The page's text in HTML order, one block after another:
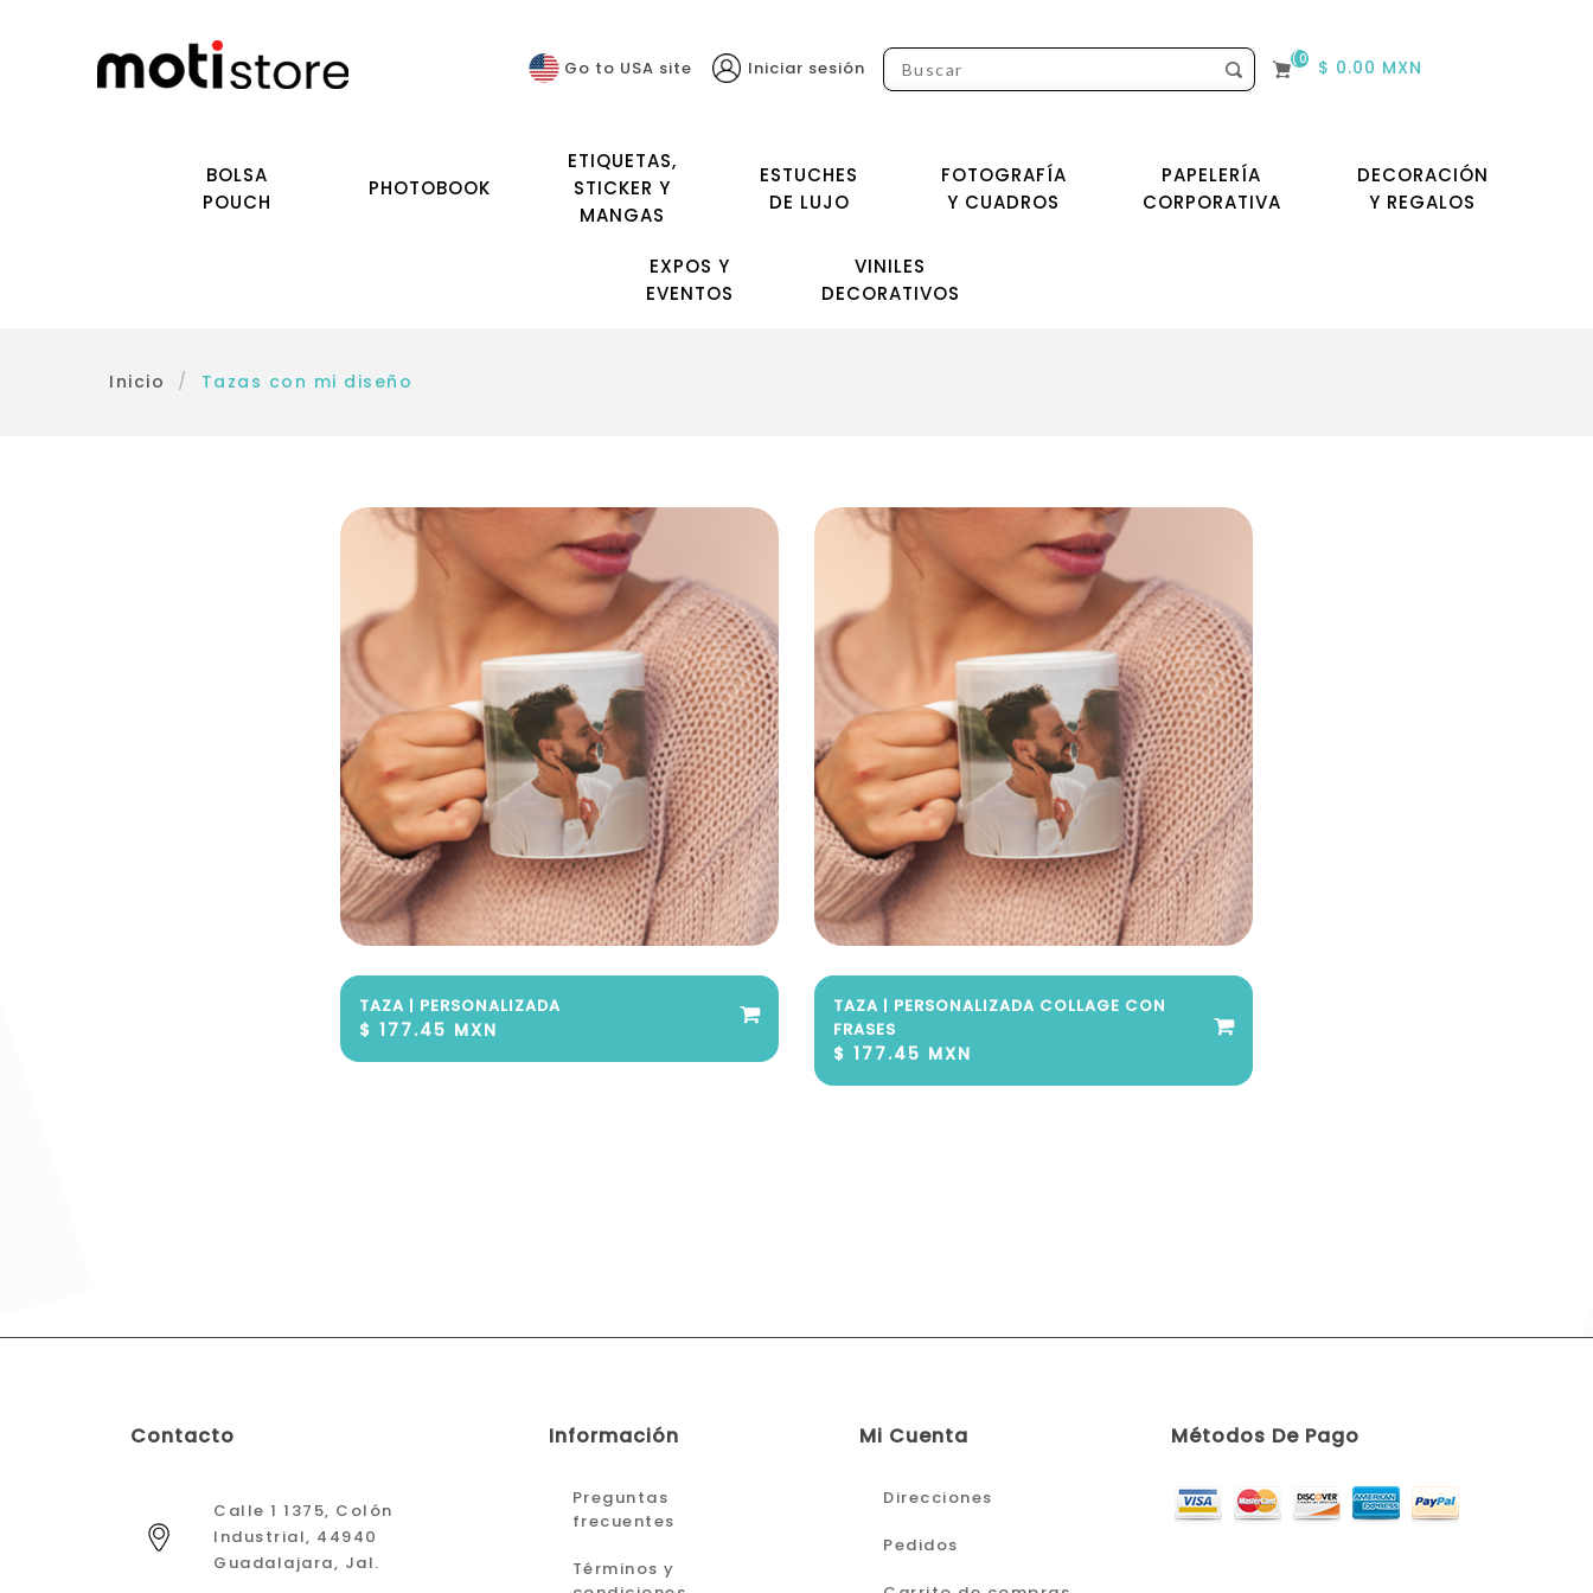
(0) $ 0.00 MXN
Go to USA site Iniciar sesión
BOLSA
POUCH
PHOTOBOOK
ETIQUETAS,
STICKER Y
MANGAS
ESTUCHES
DE LUJO
FOTOGRAFÍA
Y CUADROS
PAPELERÍA
CORPORATIVA
DECORACIÓN
Y REGALOS
EXPOS Y
EVENTOS
VINILES
DECORATIVOS
Inicio / Tazas con mi diseño
TAZA | PERSONALIZADA
$ 177.45 MXN
TAZA | PERSONALIZADA COLLAGE CON
FRASES
$ 177.45 MXN
Contacto
Calle 1 1375, Colón
Industrial, 44940
Guadalajara, Jal.
Información
Preguntas
frecuentes
Términos y
Mi Cuenta
Direcciones
Pedidos
Métodos De Pago